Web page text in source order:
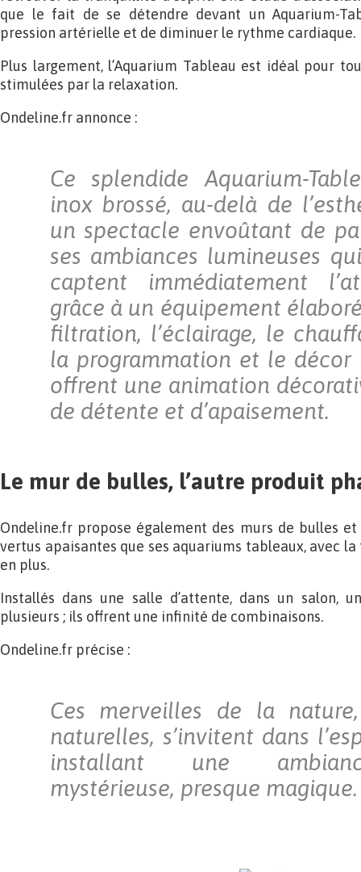
que le fait de se détendre devant un Aquarium-
pression artérielle et de diminuer le rythme cardiaque.
Plus largement, l’Aquarium Tableau est idéal pour
stimulées par la relaxation.
Ondeline.fr annonce :
Ce splendide Aquarium-
inox brossé, au-delà de
un spectacle envoûtant de
ses ambiances lumineuses
captent immédiatement
grâce à un équipement
filtration, l’éclairage, le
la programmation et le décor
offrent une animation
de détente et d’apaisement.
Le mur de bulles, l’autre produit
Ondeline.fr propose également des murs de bulles
vertus apaisantes que ses aquariums tableaux, avec
en plus.
Installés dans une salle d’attente, dans un salon,
plusieurs ; ils offrent une infinité de combinaisons.
Ondeline.fr précise :
Ces merveilles de la
naturelles, s’invitent dans
installant une
mystérieuse, presque magique.